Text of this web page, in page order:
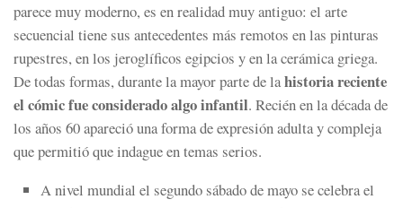
parece muy moderno, es en realidad muy antiguo: el arte
secuencial tiene sus antecedentes más remotos en las pinturas
rupestres, en los jeroglíficos egipcios y en la cerámica griega.
De todas formas, durante la mayor parte de lahistoria reciente
el cómic fue considerado algo infantil. Recién en la década de
los años 60 apareció una forma de expresión adulta y compleja
que permitió que indague en temas serios.
A nivel mundial el segundo sábado de mayo se celebra el